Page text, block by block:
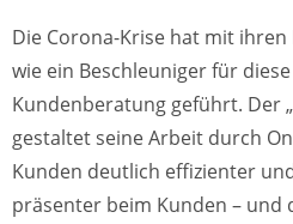
Die Corona-Krise hat mit
wie ein Beschleuniger für
Kundenberatung geführt. Der
gestaltet seine Arbeit durch
Kunden deutlich effizienter
präsenter beim Kunden – und